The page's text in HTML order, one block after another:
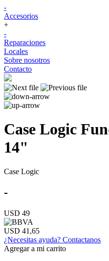
-
Accesorios
+
-
Reparaciones
Locales
Sobre nosotros
Contacto
Case Logic
14"
Case Logic
-
USD 49
USD 41,65
¿Necesitas ayuda? Contactanos
Agregar a mi carrito